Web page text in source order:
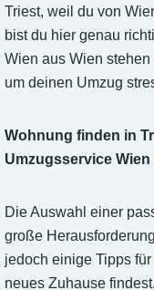
Triest, weil du von
bist du hier genau
Wien aus Wien
um deinen Umzug
Wohnung finden in
Umzugsservice Wien
Die Auswahl einer
große
jedoch einige Tipps
neues Zuhause findest.